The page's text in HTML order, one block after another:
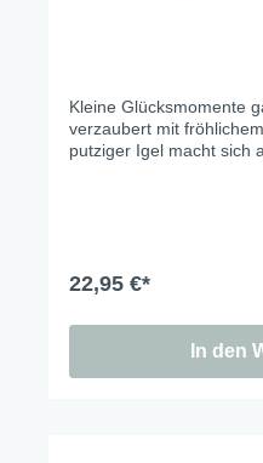
Kleine Glücksmomente
verzaubert mit
putziger Igel macht sich
22,95 €*
In den